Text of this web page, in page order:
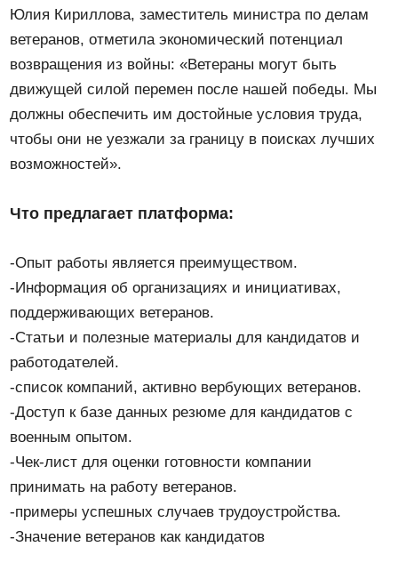
Юлия Кириллова, заместитель министра по делам
ветеранов, отметила экономический потенциал
возвращения из войны: «Ветераны могут быть
движущей силой перемен после нашей победы. Мы
должны обеспечить им достойные условия труда,
чтобы они не уезжали за границу в поисках лучших
возможностей».
Что предлагает платформа:
-Опыт работы является преимуществом.
-Информация об организациях и инициативах,
поддерживающих ветеранов.
-Статьи и полезные материалы для кандидатов и
работодателей.
-список компаний, активно вербующих ветеранов.
-Доступ к базе данных резюме для кандидатов с
военным опытом.
-Чек-лист для оценки готовности компании
принимать на работу ветеранов.
-примеры успешных случаев трудоустройства.
-Значение ветеранов как кандидатов